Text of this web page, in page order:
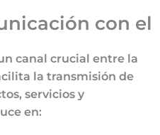
con el
canal crucial entre la
la transmisión de
servicios y
en: